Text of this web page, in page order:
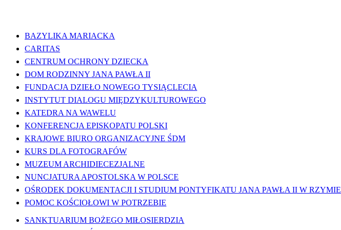
BAZYLIKA MARIACKA
CARITAS
CENTRUM OCHRONY DZIECKA
DOM RODZINNY JANA PAWŁA II
FUNDACJA DZIEŁO NOWEGO TYSIĄCLECIA
INSTYTUT DIALOGU MIĘDZYKULTUROWEGO
KATEDRA NA WAWELU
KONFERENCJA EPISKOPATU POLSKI
KRAJOWE BIURO ORGANIZACYJNE ŚDM
KURS DLA FOTOGRAFÓW
MUZEUM ARCHIDIECEZJALNE
NUNCJATURA APOSTOLSKA W POLSCE
OŚRODEK DOKUMENTACJI I STUDIUM PONTYFIKATU JANA PAWŁA II W RZYMIE
POMOC KOŚCIOŁOWI W POTRZEBIE
SANKTUARIUM BOŻEGO MIŁOSIERDZIA